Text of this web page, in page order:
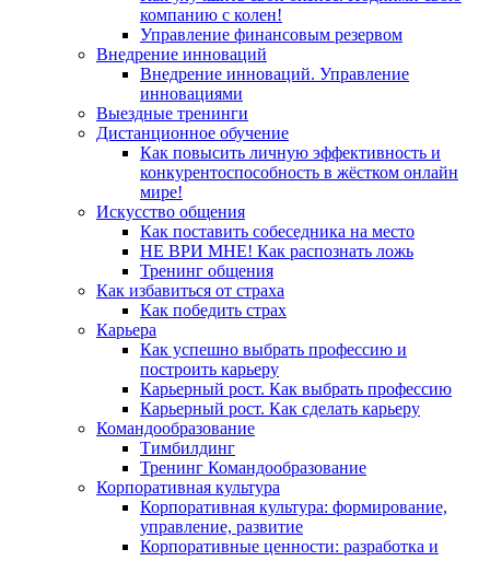
компанию с колен!
Управление финансовым резервом
Внедрение инноваций
Внедрение инноваций. Управление
инновациями
Выездные тренинги
Дистанционное обучение
Как повысить личную эффективность и
конкурентоспособность в жёстком онлайн
мире!
Искусство общения
Как поставить собеседника на место
НЕ ВРИ МНЕ! Как распознать ложь
Тренинг общения
Как избавиться от страха
Как победить страх
Карьера
Как успешно выбрать профессию и
построить карьеру
Карьерный рост. Как выбрать профессию
Карьерный рост. Как сделать карьеру
Командообразование
Тимбилдинг
Тренинг Командообразование
Корпоративная культура
Корпоративная культура: формирование,
управление, развитие
Корпоративные ценности: разработка и